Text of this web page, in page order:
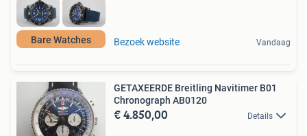
Bare Watches Bezoek website Vandaag
GETAXEERDE Breitling Navitimer B01
Chronograph AB0120
€ 4.850,00 Details